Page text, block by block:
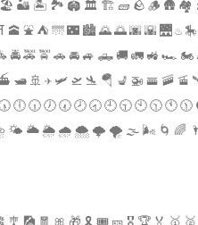
🏜 🏝 🏞 🏟 🏛 🏗 🧱 🪨 🪵 🛖 🏘 🏚
⛲ ⛺ 🌁 🌃 🏙 🌄 🌅 🌆 🌇 🌉 ♨
🚔 🚕 🚖 🚗 🚘 🚙 🛻 🚚 🚛 🚜 🏎 🏍
🛥 🚢 ✈ 🛩 🛫 🛬 🪂 💺 🚁 🚟 🚠 🚡
🕕 🕡 🕖 🕢 🕗 🕣 🕘 🕤 🕙 🕥 🕚
⛈ 🌤 🌥 🌦 🌧 🌨 🌩 🌪 🌫 🌬 🌀 🌈 🌂 ☂
🎐 🎑 🧧 🎀 🎁 🎗 🎟 🎫 🎖 🏆 🏅 🥇